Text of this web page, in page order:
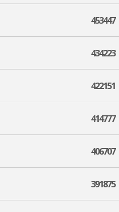
453447
434223
422151
414777
406707
391875